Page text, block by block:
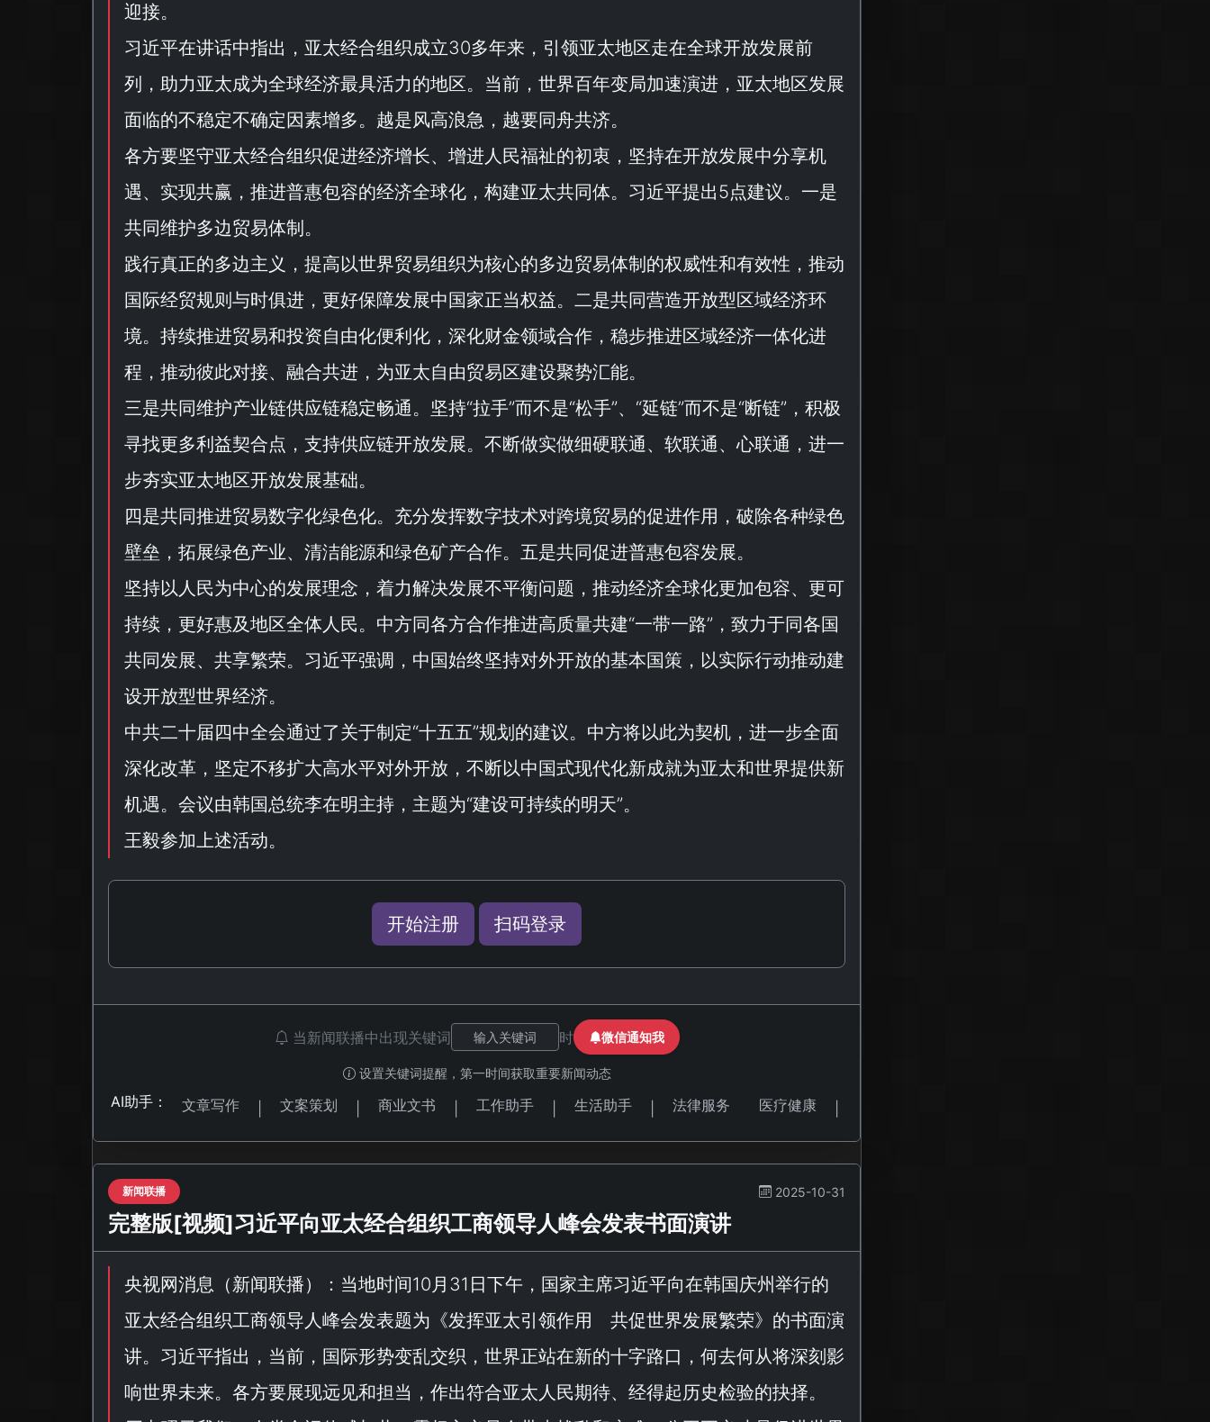
迎接。
习近平在讲话中指出，亚太经合组织成立30多年来，引领亚太地区走在全球开放发展前
列，助力亚太成为全球经济最具活力的地区。当前，世界百年变局加速演进，亚太地区发展
面临的不稳定不确定因素增多。越是风高浪急，越要同舟共济。
各方要坚守亚太经合组织促进经济增长、增进人民福祉的初衷，坚持在开放发展中分享机
遇、实现共赢，推进普惠包容的经济全球化，构建亚太共同体。习近平提出5点建议。一是
共同维护多边贸易体制。
践行真正的多边主义，提高以世界贸易组织为核心的多边贸易体制的权威性和有效性，推动
国际经贸规则与时俱进，更好保障发展中国家正当权益。二是共同营造开放型区域经济环
境。持续推进贸易和投资自由化便利化，深化财金领域合作，稳步推进区域经济一体化进
程，推动彼此对接、融合共进，为亚太自由贸易区建设聚势汇能。
三是共同维护产业链供应链稳定畅通。坚持“拉手”而不是“松手”、“延链”而不是“断链”，积极
寻找更多利益契合点，支持供应链开放发展。不断做实做细硬联通、软联通、心联通，进一
步夯实亚太地区开放发展基础。
四是共同推进贸易数字化绿色化。充分发挥数字技术对跨境贸易的促进作用，破除各种绿色
壁垒，拓展绿色产业、清洁能源和绿色矿产合作。五是共同促进普惠包容发展。
坚持以人民为中心的发展理念，着力解决发展不平衡问题，推动经济全球化更加包容、更可
持续，更好惠及地区全体人民。中方同各方合作推进高质量共建“一带一路”，致力于同各国
共同发展、共享繁荣。习近平强调，中国始终坚持对外开放的基本国策，以实际行动推动建
设开放型世界经济。
中共二十届四中全会通过了关于制定“十五五”规划的建议。中方将以此为契机，进一步全面
深化改革，坚定不移扩大高水平对外开放，不断以中国式现代化新成就为亚太和世界提供新
机遇。会议由韩国总统李在明主持，主题为“建设可持续的明天”。
王毅参加上述活动。
开始注册 扫码登录
当新闻联播中出现关键词 时 微信通知我
设置关键词提醒，第一时间获取重要新闻动态
AI助手： 文章写作 文案策划 商业文书 工作助手 生活助手 法律服务 医疗健康
新闻联播 2025-10-31
完整版[视频]习近平向亚太经合组织工商领导人峰会发表书面演讲
央视网消息（新闻联播）：当地时间10月31日下午，国家主席习近平向在韩国庆州举行的
亚太经合组织工商领导人峰会发表题为《发挥亚太引领作用 共促世界发展繁荣》的书面演
讲。习近平指出，当前，国际形势变乱交织，世界正站在新的十字路口，何去何从将深刻影
响世界未来。各方要展现远见和担当，作出符合亚太人民期待、经得起历史检验的抉择。